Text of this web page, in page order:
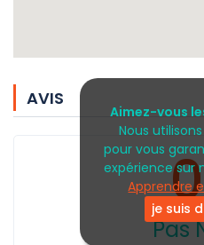
Aimez-vous
Nous
pour vous
expérience sur
Apprendre
je suis
AVIS
0
Pas